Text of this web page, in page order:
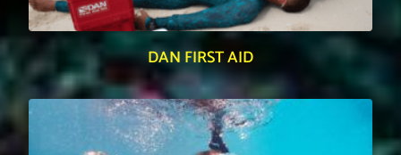
DAN FIRST AID